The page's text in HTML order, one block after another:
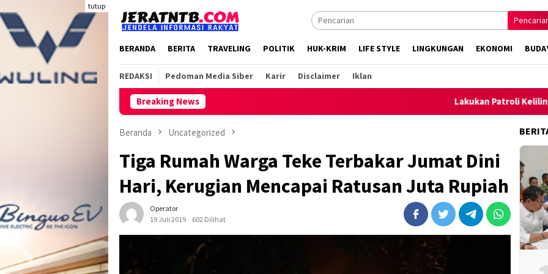
ke
konten
tutup
BERANDA BERITA TRAVELING POLITIK HUK-KRIM LIFE STYLE LINGKUNGAN EKONOMI
REDAKSI Pedoman Media Siber Karir Disclaimer Iklan
Breaking News Lakukan Patroli Keliling, Polsek
Beranda Uncategorized
Tiga Rumah Warga Teke Terbakar Jumat Dini
Hari, Kerugian Mencapai Ratusan Juta Rupiah
Operator
19 Juli 2019
602 Dilihat